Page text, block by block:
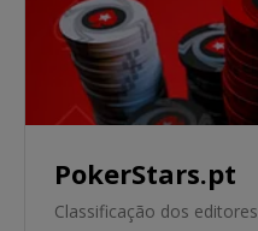
PokerStars.pt
Classificação dos editores